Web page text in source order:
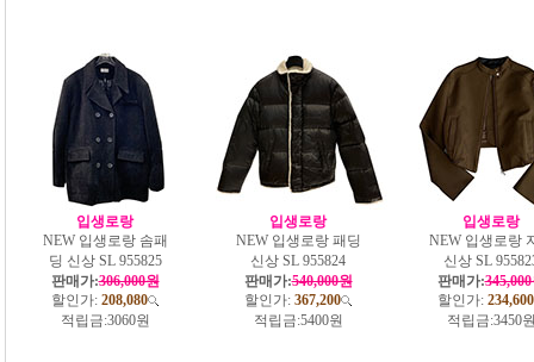
입생로랑
NEW 입생로랑 솜패
딩 신상 SL 955825
판매가:306,000원
할인가: 208,080
적립금:3060원
입생로랑
NEW 입생로랑 패딩
신상 SL 955824
판매가:540,000원
할인가: 367,200
적립금:5400원
입생로랑
NEW 입생로랑
신상 SL
판매가:
할인가: 234,600
적립금:3450